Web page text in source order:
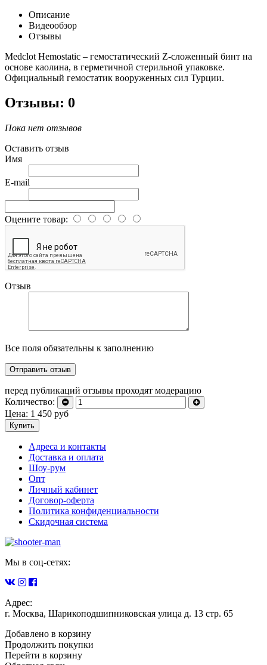
Описание
Видеообзор
Отзывы
Medclot Hemostatic – гемостатический Z-сложенный бинт на
основе каолина, в герметичной стерильной упаковке.
Официальный гемостатик вооруженных сил Турции.
Отзывы: 0
Пока нет отзывов
Оставить отзыв
Имя
E-mail
Оцените товар:
Отзыв
Все поля обязательны к заполнению
перед публикаций отзывы проходят модерацию
Количество:
Цена: 1 450 руб
Купить
Адреса и контакты
Доставка и оплата
Шоу-рум
Опт
Личный кабинет
Договор-оферта
Политика конфиденциальности
Скидочная система
Мы в соц-сетях:
Адрес:
г. Москва, Шарикоподшипниковская улица д. 13 стр. 65
Добавлено в корзину
Продолжить покупки
Перейти в корзину